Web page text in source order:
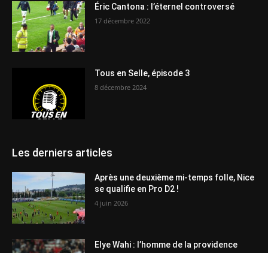
Éric Cantona : l’éternel controversé
17 décembre 2022
Tous en Selle, épisode 3
8 décembre 2024
Les derniers articles
Après une deuxième mi-temps folle, Nice
se qualifie en Pro D2 !
4 juin 2026
Elye Wahi : l’homme de la providence